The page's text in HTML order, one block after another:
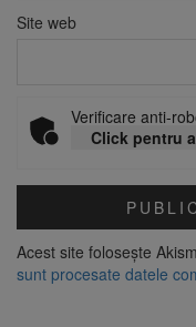
Site web
Verificare anti-
Click pentru
Acest site folosește
sunt procesate datele